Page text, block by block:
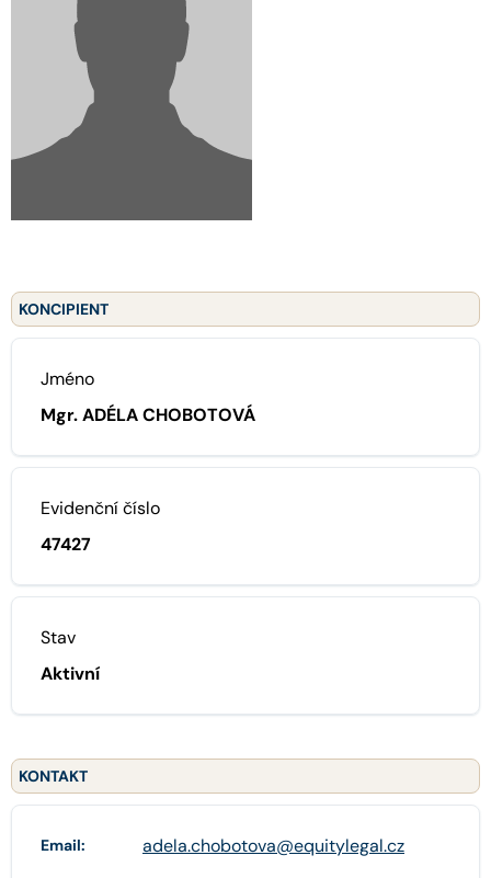
KONTAKT
KONCIPIENT
Jméno
Mgr. ADÉLA CHOBOTOVÁ
Evidenční číslo
47427
Stav
Aktivní
KONTAKT
Email: adela.chobotova@equitylegal.cz